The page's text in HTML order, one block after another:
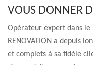
VOUS DONNER
Opérateur expert dans le
RENOVATION a depuis
et complets à sa fidèle